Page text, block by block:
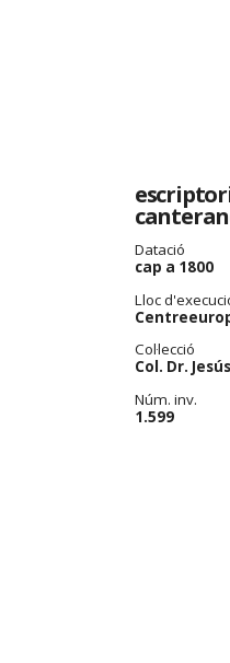
Datació
cap a 1800
Lloc
Col·lecció
Col. Dr.
Núm. inv.
1.599